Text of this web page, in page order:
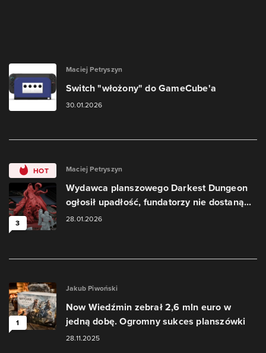
Maciej Petryszyn
Switch "włożony" do GameCube'a
30.01.2026
HOT
3
Maciej Petryszyn
Wydawca planszowego Darkest Dungeon
ogłosił upadłość, fundatorzy nie dostaną...
28.01.2026
1
Jakub Piwoński
Now Wiedźmin zebrał 2,6 mln euro w
jedną dobę. Ogromny sukces planszówki
28.11.2025